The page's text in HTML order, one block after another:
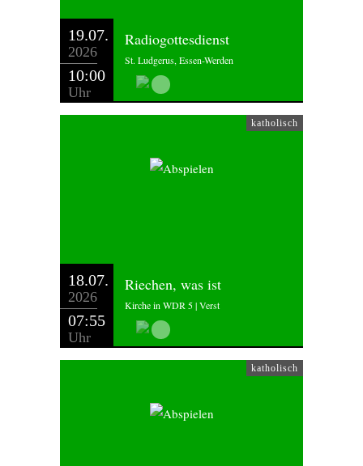
19.07.
2026
10:00
Uhr
Radiogottesdienst
St. Ludgerus, Essen-Werden
katholisch
18.07.
2026
07:55
Uhr
Riechen, was ist
Kirche in WDR 5 | Verst
katholisch